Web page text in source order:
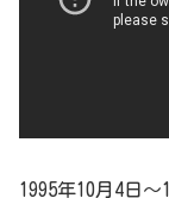
1995年10月4日